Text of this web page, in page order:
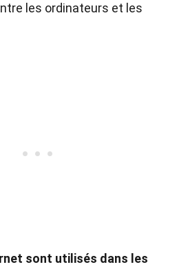
les ordinateurs et les
sont utilisés dans les